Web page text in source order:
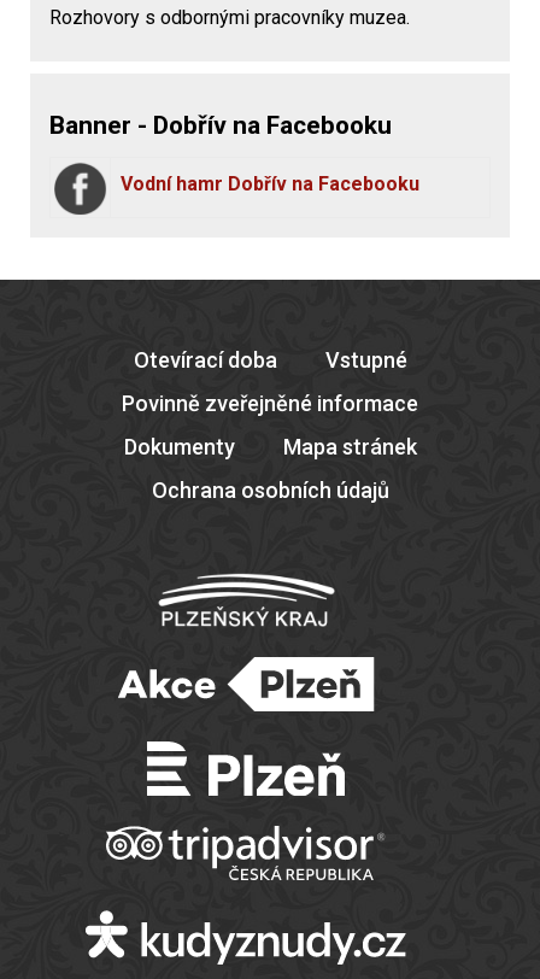
Rozhovory s odbornými pracovníky muzea.
Banner - Dobřív na Facebooku
Vodní hamr Dobřív na Facebooku
Otevírací doba
Vstupné
Povinně zveřejněné informace
Dokumenty
Mapa stránek
Ochrana osobních údajů